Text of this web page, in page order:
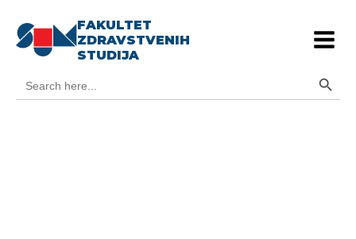
FAKULTET
ZDRAVSTVENIH
STUDIJA
for: